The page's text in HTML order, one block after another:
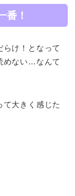
番！
らけ！となって
めない…なんて
て大きく感じた